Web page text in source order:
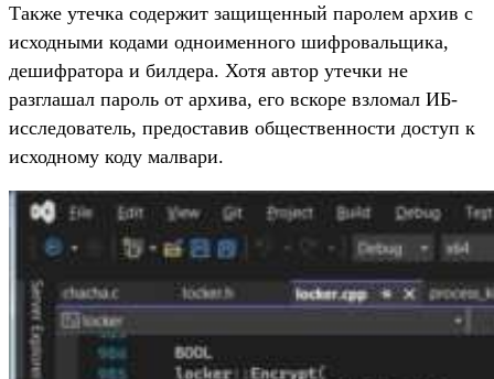
Также утечка содержит защищенный паролем архив с
исходными кодами одноименного шифровальщика,
дешифратора и билдера. Хотя автор утечки не
разглашал пароль от архива, его вскоре взломал ИБ-
исследователь, предоставив общественности доступ к
исходному коду малвари.